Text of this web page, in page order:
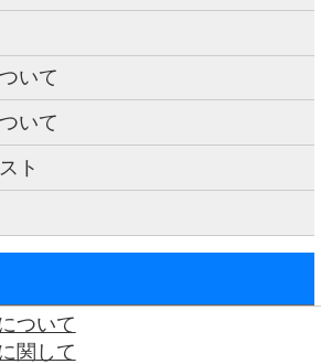
いて
いて
ト
ついて
関して